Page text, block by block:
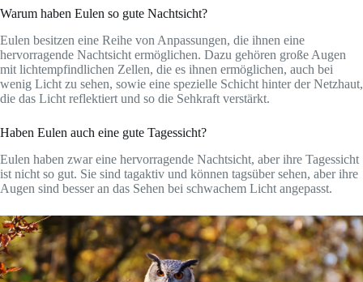
Warum haben Eulen so gute Nachtsicht?
Eulen besitzen eine Reihe von Anpassungen, die ihnen eine
hervorragende Nachtsicht ermöglichen. Dazu gehören große Augen
mit lichtempfindlichen Zellen, die es ihnen ermöglichen, auch bei
wenig Licht zu sehen, sowie eine spezielle Schicht hinter der Netzhaut,
die das Licht reflektiert und so die Sehkraft verstärkt.
Haben Eulen auch eine gute Tagessicht?
Eulen haben zwar eine hervorragende Nachtsicht, aber ihre Tagessicht
ist nicht so gut. Sie sind tagaktiv und können tagsüber sehen, aber ihre
Augen sind besser an das Sehen bei schwachem Licht angepasst.